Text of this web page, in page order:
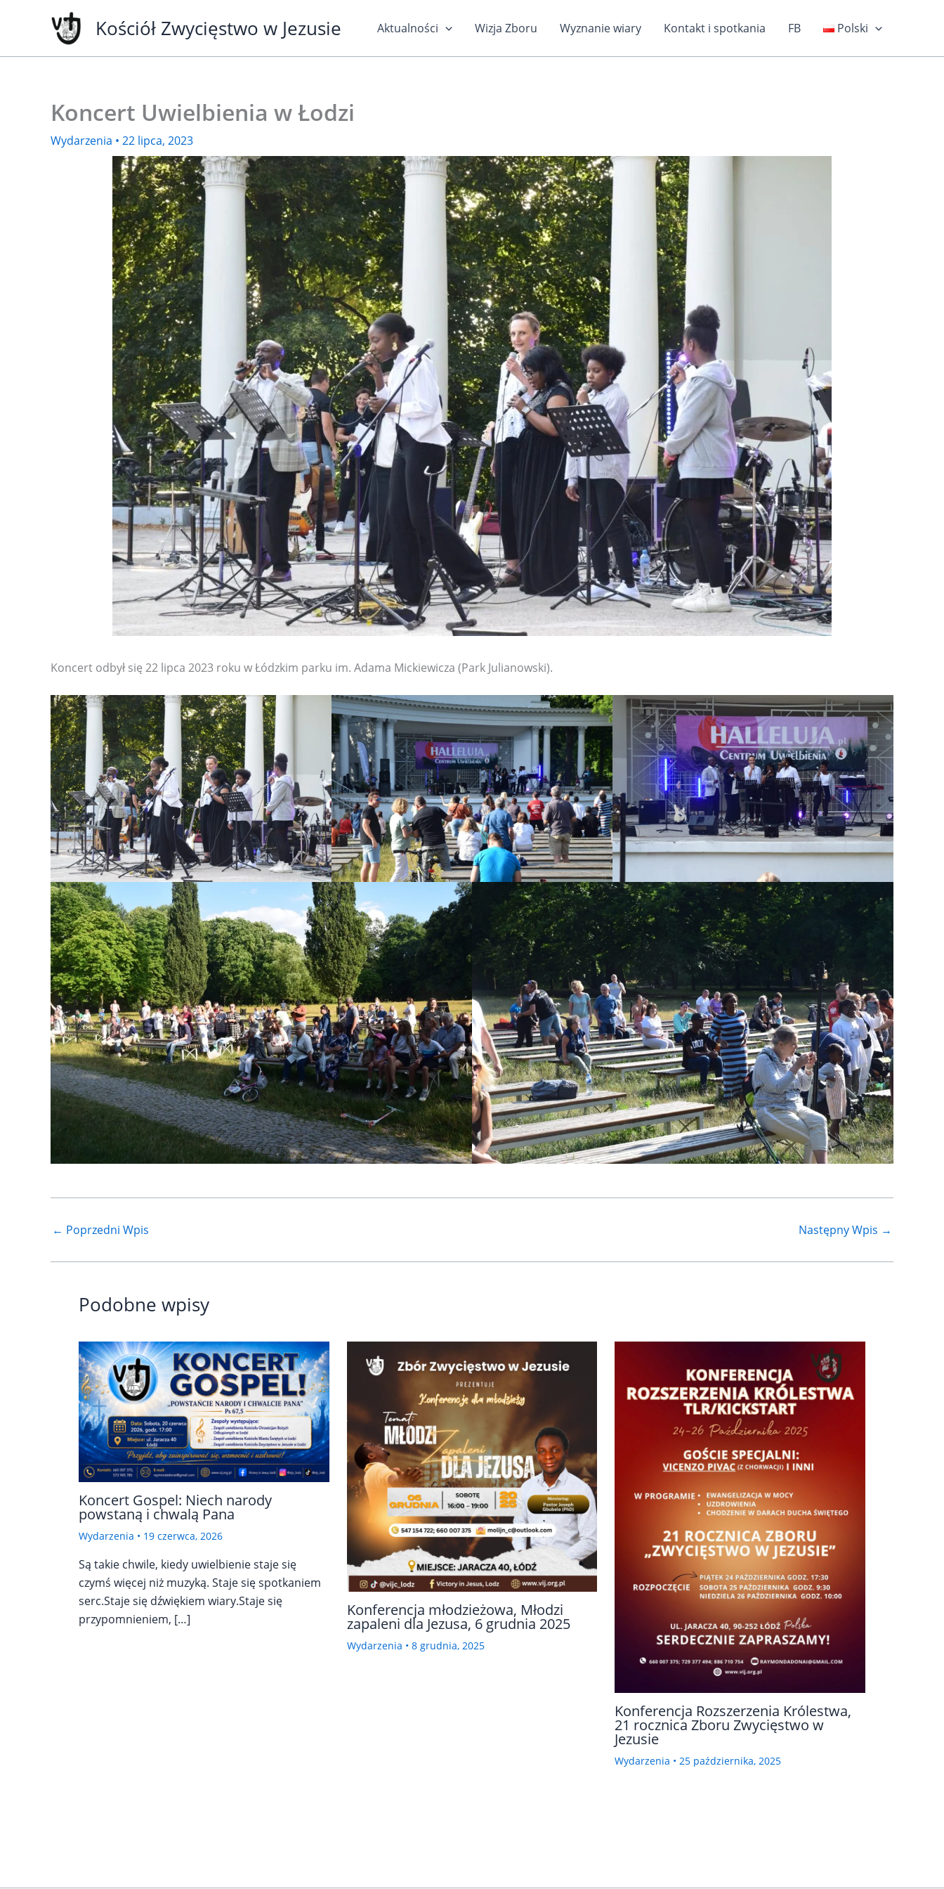
Kościół Zwycięstwo w Jezusie Aktualności Wizja Zboru Wyznanie wiary Kontakt i spotkania FB Polski
Koncert Uwielbienia w Łodzi
Wydarzenia • 22 lipca, 2023
Koncert odbył się 22 lipca 2023 roku w Łódzkim parku im. Adama Mickiewicza (Park Julianowski).
← Poprzedni Wpis Następny Wpis →
Podobne wpisy
Koncert Gospel: Niech narody
powstaną i chwalą Pana
Wydarzenia • 19 czerwca, 2026
Są takie chwile, kiedy uwielbienie staje się
czymś więcej niż muzyką. Staje się spotkaniem
serc.Staje się dźwiękiem wiary.Staje się
przypomnieniem, […]
Konferencja młodzieżowa, Młodzi
zapaleni dla Jezusa, 6 grudnia 2025
Wydarzenia • 8 grudnia, 2025
Konferencja Rozszerzenia Królestwa,
21 rocznica Zboru Zwycięstwo w
Jezusie
Wydarzenia •25 października, 2025